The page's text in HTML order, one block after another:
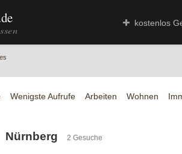
kostenlos
Wenigste Aufrufe Arbeiten Wohnen
Nürnberg 2 Gesuche